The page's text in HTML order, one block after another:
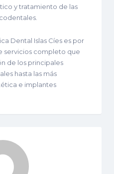
y tratamiento de las
Dental Islas Cíes es por
servicios completo que
de los principales
hasta las más
e implantes